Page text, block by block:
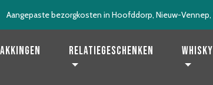
Aangepaste bezorgkosten in Hoofddorp, Nieuw-
Relatiegeschenken Whisky